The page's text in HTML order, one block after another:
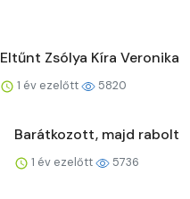
Eltűnt Zsólya Kíra Veronika
1 év ezelőtt 5820
Barátkozott, majd rabolt
1 év ezelőtt 5736